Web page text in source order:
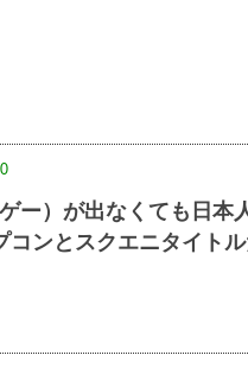
ー）が出なくても日本
ンとスクエニタイト